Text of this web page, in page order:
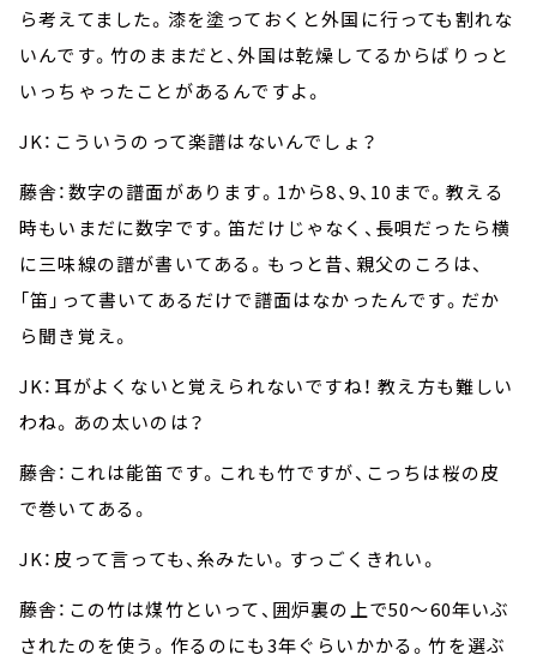
ら考えてました。漆を塗っておくと外国に行っても割れな
いんです。竹のままだと、外国は乾燥してるからばりっと
いっちゃったことがあるんですよ。
JK：こういうのって楽譜はないんでしょ？
藤舎：数字の譜面があります。1から8、9、10まで。教える
時もいまだに数字です。笛だけじゃなく、長唄だったら横
に三味線の譜が書いてある。もっと昔、親父のころは、
「笛」って書いてあるだけで譜面はなかったんです。だか
ら聞き覚え。
JK：耳がよくないと覚えられないですね！ 教え方も難しい
わね。あの太いのは？
藤舎：これは能笛です。これも竹ですが、こっちは桜の皮
で巻いてある。
JK：皮って言っても、糸みたい。すっごくきれい。
藤舎：この竹は煤竹といって、囲炉裏の上で50～60年いぶ
されたのを使う。作るのにも3年ぐらいかかる。竹を選ぶ